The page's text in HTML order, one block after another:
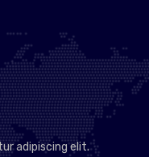
adipiscing elit.